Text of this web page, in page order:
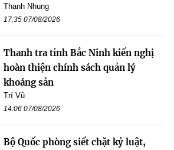
Thanh Nhung
17:35 07/08/2026
Thanh tra tỉnh Bắc Ninh kiến nghị
hoàn thiện chính sách quản lý
khoáng sản
Trí Vũ
14:06 07/08/2026
Bộ Quốc phòng siết chặt kỷ luật,